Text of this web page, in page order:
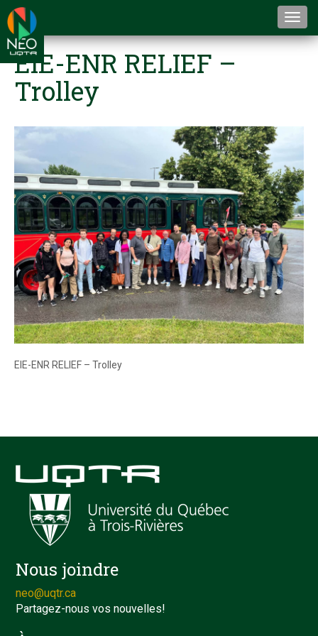
EIE-ENR RELIEF –
Trolley
EIE-ENR RELIEF – Trolley
Nous joindre
neo@uqtr.ca
Partagez-nous vos nouvelles!